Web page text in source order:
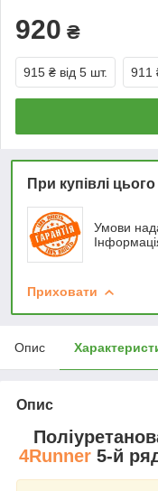
920 ₴
915 ₴ від 5 шт. 911
При купівлі
Умови
Приховати
Опис
Опис
4Runner 5-й